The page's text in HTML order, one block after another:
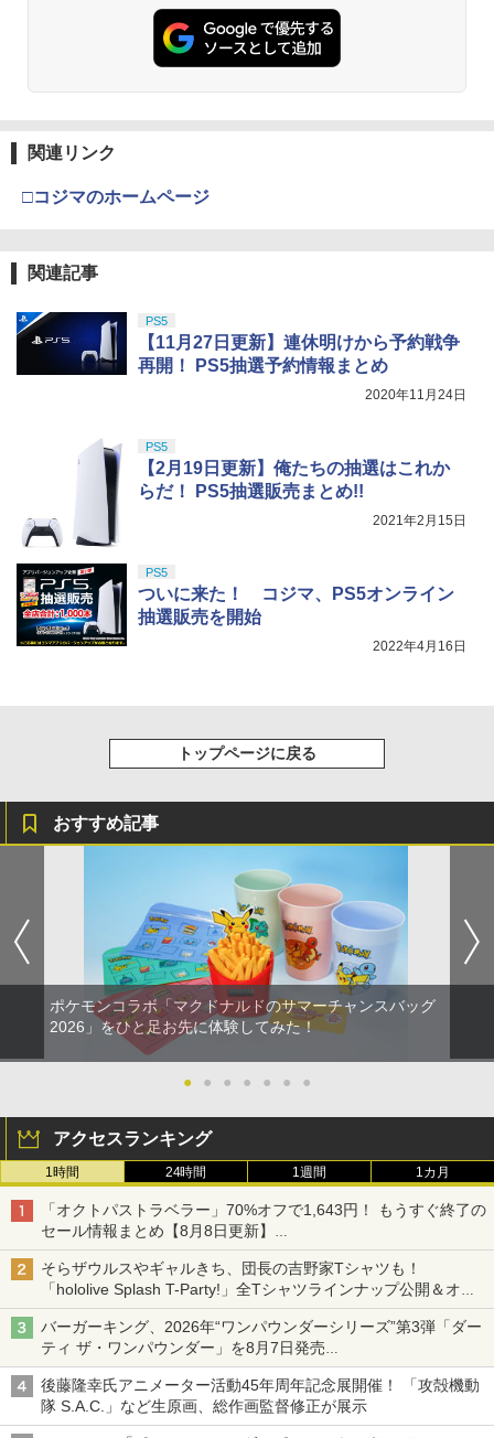
関連リンク
□コジマのホームページ
関連記事
PS5
【11月27日更新】連休明けから予約戦争
再開！ PS5抽選予約情報まとめ
2020年11月24日
PS5
【2月19日更新】俺たちの抽選はこれか
らだ！ PS5抽選販売まとめ!!
2021年2月15日
PS5
ついに来た！ コジマ、PS5オンライン
抽選販売を開始
2022年4月16日
トップページに戻る
おすすめ記事
ポケモンコラボ「マクドナルドのサマーチャンスバッグ
2026」をひと足お先に体験してみた！
● ● ● ● ● ● ●
アクセスランキング
1時間 24時間 1週間 1カ月
「オクトパストラベラー」70%オフで1,643円！ もうすぐ終了の
セール情報まとめ【8月8日更新】
ニンテンドーeショップでは「大神 絶景版」が67%オフで990円
そらザウルスやギャルきち、団長の吉野家Tシャツも！
「hololive Splash T-Party!」全Tシャツラインナップ公開＆オン
ライン販売開始
バーガーキング、2026年“ワンパウンダーシリーズ”第3弾「ダー
ティ ザ・ワンパウンダー」を8月7日発売
「特製ガーリックマヨソース」を使用した超大型チーズバーガー
後藤隆幸氏アニメーター活動45年周年記念展開催！ 「攻殻機動
隊 S.A.C.」など生原画、総作画監督修正が展示